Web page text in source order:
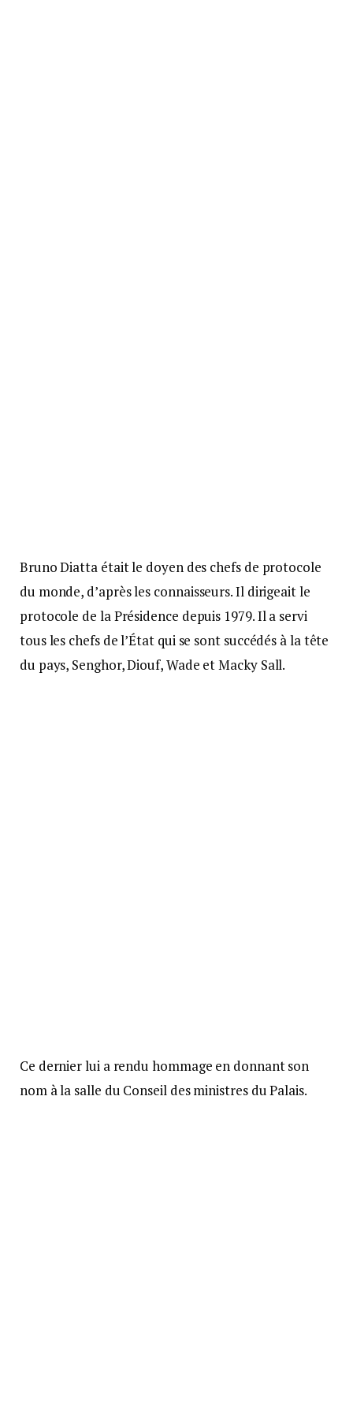
Bruno Diatta était le doyen des chefs de protocole
du monde, d’après les connaisseurs. Il dirigeait le
protocole de la Présidence depuis 1979. Il a servi
tous les chefs de l’État qui se sont succédés à la tête
du pays, Senghor, Diouf, Wade et Macky Sall.
Ce dernier lui a rendu hommage en donnant son
nom à la salle du Conseil des ministres du Palais.